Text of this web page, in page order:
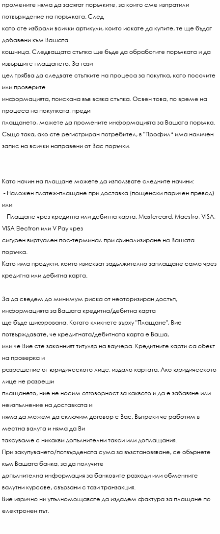
промените няма да засягат поръчките, за които сме изпратили
потвърждение на поръчката. След
като сте избрали всички артикули, които искате да купите, те ще бъдат
добавени към Вашата
кошница. Следващата стъпка ще бъде да обработите поръчката и да
извършите плащането. За тази
цел трябва да следвате стъпките на процеса за покупка, като посочите
или проверите
информацията, поискана във всяка стъпка. Освен това, по време на
процеса на покупката, преди
плащането, можете да промените информацията за Вашата поръчка.
Също така, ако сте регистриран потребител, в "Профил“ има наличен
запис на всички направени от Вас поръчки.
Като начин на плащане можете да използвате следните начини:
- Наложен платеж-плащане при доставка (пощенски паричен превод)
или
- Плащане чрез кредитна или дебитна карта: Mastercard, Maestro, VISA,
VISA Electron или V Pay чрез
сигурен виртуален пос-терминал при финализиране на Вашата
поръчка.
Като има продукти, които изискват задължително заплащане само чрез
кредитна или дебитна карта.
За да сведем до минимум риска от неоторизиран достъп,
информацията за Вашата кредитна/дебитна карта
ще бъде шифрована. Когато кликнете върху "Плащане", Вие
потвърждавате, че кредитната/дебитната карта е Ваша,
или че Вие сте законният титуляр на ваучера. Кредитните карти са обект
на проверка и
разрешение от юридическото лице, издало картата. Ако юридическото
лице не разреши
плащането, ние не носим отговорност за каквото и да е забавяне или
неизпълнение на доставката и
няма да можем да сключим договор с Вас. Въпреки че работим в
местна валута и няма да Ви
таксуваме с никакви допълнителни такси или доплащания.
При закупуването/потвърдената сума за възстановяване, се обърнете
към Вашата банка, за да получите
допълнителна информация за банковите разходи или обменните
валутни курсове, свързани с тази транзакция.
Вие изрично ни упълномощавате да издадем фактура за плащане по
електронен път.